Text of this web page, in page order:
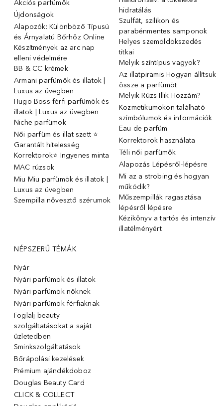
Akciós parfümök
Újdonságok
Alapozók: Különböző Típusú
és Árnyalatú Bőrhöz Online
Készítmények az arc nap
elleni védelmére
BB & CC krémek
Armani parfümök és illatok |
Luxus az üvegben
Hugo Boss férfi parfümök és
illatok | Luxus az üvegben
Niche parfümok
Női parfüm és illat szett ⭐
Garantált hitelesség
Korrektorok⭐ Ingyenes minta
MAC rúzsok
Miu Miu parfümök és illatok |
Luxus az üvegben
Szempilla növesztő szérumok
hidratálás
Szulfát, szilikon és
parabénmentes samponok
Helyes szemöldökszedés
titkai
Melyik színtípus vagyok?
Az illatpiramis Hogyan állítsuk
össze a parfümöt
Melyik Rúzs Illik Hozzám?
Kozmetikumokon található
szimbólumok és információk
Eau de parfüm
Korrektorok használata
Téli női parfümök
Alapozás Lépésről-lépésre
Mi az a strobing és hogyan
működik?
Műszempillák ragasztása
lépésről lépésre
Kézikönyv a tartós és intenzív
illatélményért
NÉPSZERŰ TÉMÁK
Nyár
Nyári parfümök és illatok
Nyári parfümök nőknek
Nyári parfümök férfiaknak
Foglalj beauty
szolgáltatásokat a saját
üzletedben
Sminkszolgáltatások
Bőrápolási kezelések
Prémium ajándékdoboz
Douglas Beauty Card
CLICK & COLLECT